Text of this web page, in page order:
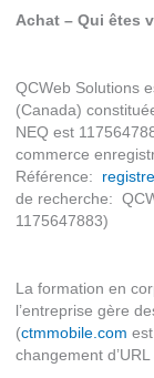
Achat – Qui êtes
QCWeb Solutions
(Canada)
NEQ est
commerce
Référence:
de recherche:
1175647883)
La formation en
l’entreprise gère
(ctmmobile.com
changement